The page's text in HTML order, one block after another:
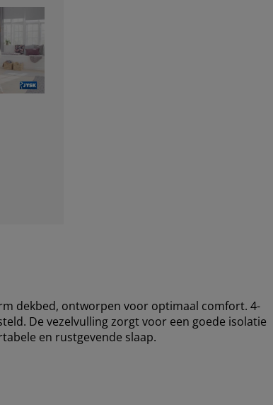
dekbed, ontworpen voor optimaal comfort. 4-
De vezelvulling zorgt voor een goede isolatie
en rustgevende slaap.